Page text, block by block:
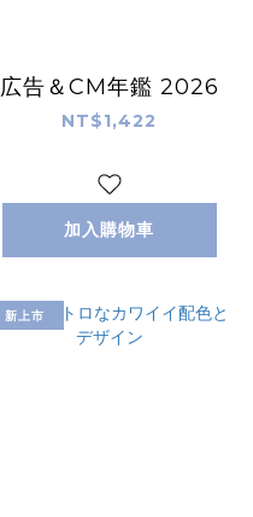
広告＆CM年鑑 2026
NT$1,422
加入購物車
新上市